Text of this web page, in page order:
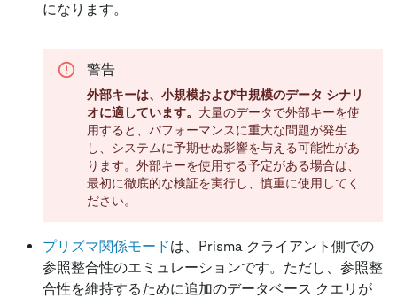
になります。
警告
外部キーは、小規模および中規模のデータ シナリ
オに適しています。 大量のデータで外部キーを使
用すると、パフォーマンスに重大な問題が発生
し、システムに予期せぬ影響を与える可能性があ
ります。外部キーを使用する予定がある場合は、
最初に徹底的な検証を実行し、慎重に使用してく
ださい。
プリズマ関係モードは、Prisma クライアント側での
参照整合性のエミュレーションです。ただし、参照整
合性を維持するために追加のデータベース クエリが